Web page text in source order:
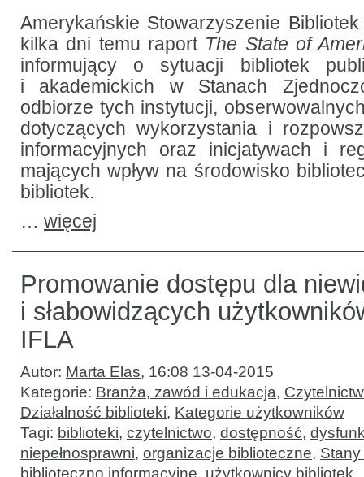
amerykańskich
bibliotek
Amerykańskie Stowarzyszenie Bibliotek
kilka dni temu raport The State of
informujący o sytuacji bibliotek
i akademickich w Stanach
odbiorze tych instytucji,
dotyczących wykorzystania i
informacyjnych oraz inicjatywach i
mających wpływ na środowisko
bibliotek.
… więcej
Promowanie dostępu dla
i słabowidzących
IFLA
Autor: Marta Elas, 16:08 13-04-2015
Kategorie: Branża, zawód i edukacja,
Działalność biblioteki, Kategorie użytkowników
Tagi: biblioteki, czytelnictwo, dostępność,
niepełnosprawni, organizacje biblioteczne,
biblioteczno informacyjne użytkownicy bibliotek